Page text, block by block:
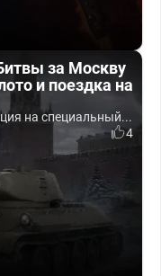
за Москву
и поездка на
на специальный...
4